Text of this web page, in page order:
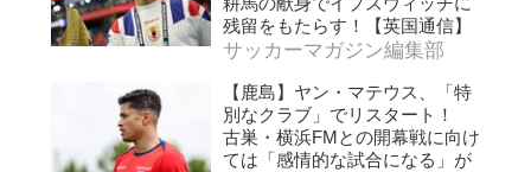
耕馬の献身でイプスウィッチに
残留をもたらす！【英国通信】
サッカーマガジン編集部
【鹿島】ヤン・マテウス、「特
別なクラブ」でリスタート！
古巣・横浜FMとの開幕戦に向け
ては「感情的な試合になる」が